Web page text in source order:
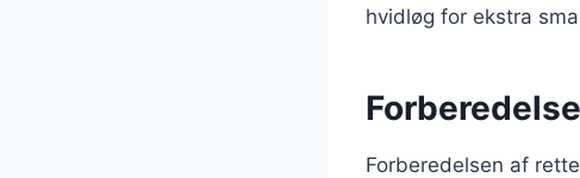
hvidløg for ekstra
Forberedelsen af